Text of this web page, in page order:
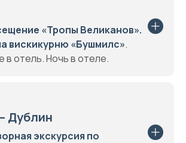
«Тропы Великанов».
вискикурню «Бушмилс».
в отель. Ночь в отеле.
Дублин
экскурсия по